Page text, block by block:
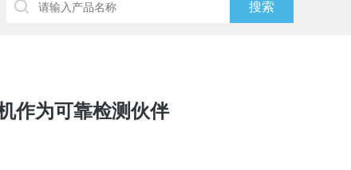
作为可靠检测伙伴